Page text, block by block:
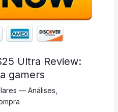
Ultra Review:
gamers
— Análises,